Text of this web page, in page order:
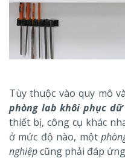
Tùy thuộc vào quy mô
phòng lab khôi phục
thiết bị, công cụ khác
ở mức độ nào, một
nghiệpcũng phải đáp